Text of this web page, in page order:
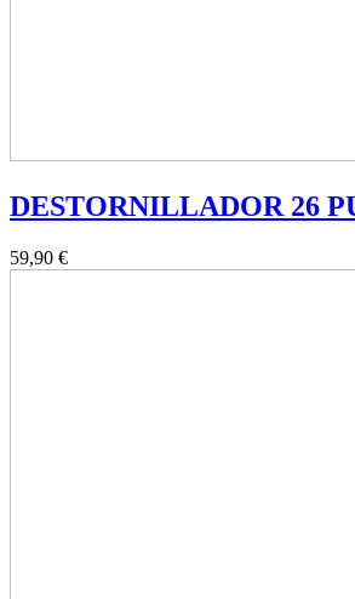
DESTORNILLADOR 26
59,90 €